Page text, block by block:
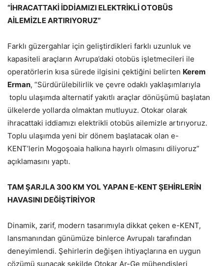
“İHRACATTAKİ İDDİAMIZI ELEKTRİKLİ OTOBÜS
AİLEMİZLE ARTIRIYORUZ”
Farklı güzergahlar için geliştirdikleri farklı uzunluk ve
kapasiteli araçların Avrupa’daki otobüs işletmecileri ile
operatörlerin kısa sürede ilgisini çektiğini belirten Kerem
Erman, “Sürdürülebilirlik ve çevre odaklı yaklaşımlarıyla
toplu ulaşımda alternatif yakıtlı araçlar dönüşümü başlatan
ülkelerde yollarda olmaktan mutluyuz. Otokar olarak
ihracattaki iddiamızı elektrikli otobüs ailemizle artırıyoruz.
Toplu ulaşımda yeni bir dönem başlatacak olan e-
KENT’lerin Mogoşoaia halkına hayırlı olmasını diliyoruz”
açıklamasını yaptı.
TAM ŞARJLA 300 KM YOL YAPAN E-KENT ŞEHİRLERİN
HAVASINI DEĞİŞTİRİYOR
Dinamik, zarif, modern tasarımıyla dikkat çeken e-KENT,
lansmanından günümüze binlerce Avrupalı tarafından
deneyimlendi. Şehirlerin değişen ihtiyaçlarına en uygun
çözümü sunacak şekilde Otokar Ar-Ge mühendisleri